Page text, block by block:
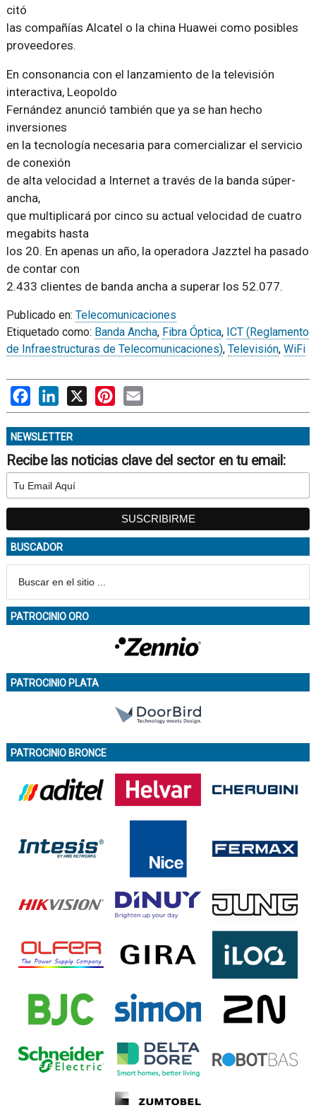
citó
las compañías Alcatel o la china Huawei como posibles
proveedores.
En consonancia con el lanzamiento de la televisión
interactiva, Leopoldo
Fernández anunció también que ya se han hecho
inversiones
en la tecnología necesaria para comercializar el servicio
de conexión
de alta velocidad a Internet a través de la banda súper-
ancha,
que multiplicará por cinco su actual velocidad de cuatro
megabits hasta
los 20. En apenas un año, la operadora Jazztel ha pasado
de contar con
2.433 clientes de banda ancha a superar los 52.077.
Publicado en: Telecomunicaciones
Etiquetado como: Banda Ancha, Fibra Óptica, ICT (Reglamento
de Infraestructuras de Telecomunicaciones), Televisión, WiFi
FacebookLinkedIn
X PinterestEmail
NEWSLETTER
Recibe las noticias clave del sector en tu email:
BUSCADOR
PATROCINIO ORO
PATROCINIO PLATA
PATROCINIO BRONCE